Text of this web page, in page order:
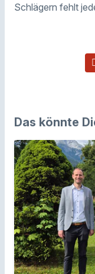
Schlägern fehlt
Das könnte